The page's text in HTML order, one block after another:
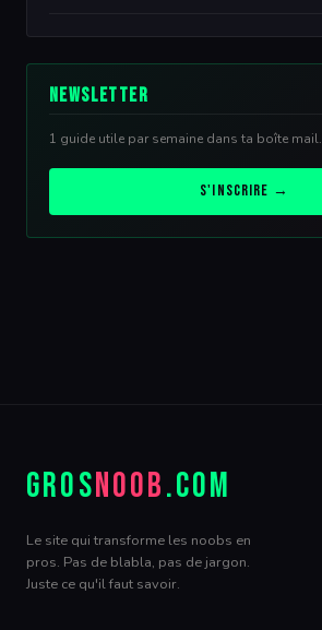
Newsletter
1 guide utile par semaine dans ta boîte mail.
S'inscrire →
GROSNOOB.COM
Le site qui transforme les noobs en
pros. Pas de blabla, pas de jargon.
Juste ce qu'il faut savoir.